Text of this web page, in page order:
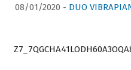
08/01/2020 - DUO